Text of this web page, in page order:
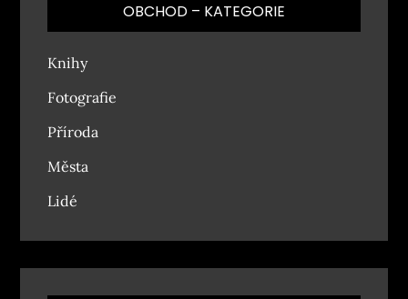
OBCHOD – KATEGORIE
Knihy
Fotografie
Příroda
Města
Lidé